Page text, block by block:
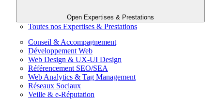
Open Expertises & Prestations
Toutes nos Expertises & Prestations
Conseil & Accompagnement
Développement Web
Web Design & UX-UI Design
Référencement SEO/SEA
Web Analytics & Tag Management
Réseaux Sociaux
Veille & e-Réputation